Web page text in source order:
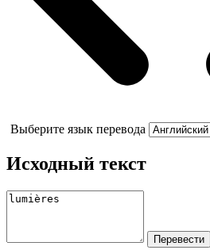
Выберите язык перевода
Исходный текст